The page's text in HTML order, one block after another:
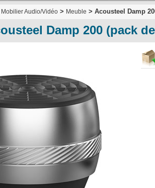
Mobilier Audio/Vidéo > Meuble > Acousteel Damp
Damp 200 (pack